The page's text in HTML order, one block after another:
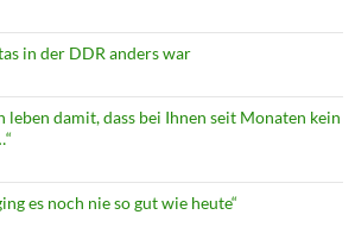
in der DDR anders war
leben damit, dass bei Ihnen seit Monaten kein
es noch nie so gut wie heute“